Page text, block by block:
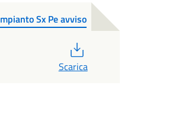
Sx Pe avviso
Scarica